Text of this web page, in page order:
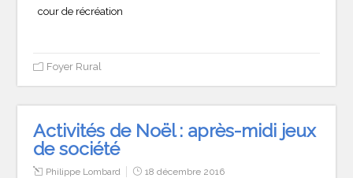
cour de récréation
Foyer Rural
Activités de Noël : après-midi jeux
de société
Philippe Lombard 18 décembre 2016